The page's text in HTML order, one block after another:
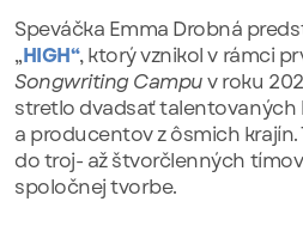
Speváčka Emma Drobná
„HIGH“, ktorý vznikol v rámci
Songwriting Campuv roku
stretlo dvadsať
a producentov z ôsmich krajín.
do troj- až štvorčlenných
spoločnej tvorbe.